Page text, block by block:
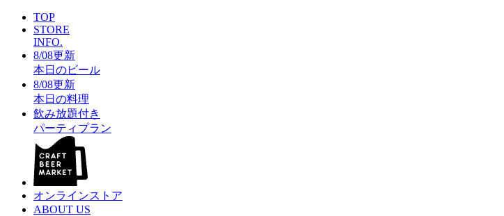
TOP
STORE
INFO.
8/08更新
本日のビール
8/08更新
本日の料理
飲み放題付き
パーティプラン
オンラインストア
ABOUT US